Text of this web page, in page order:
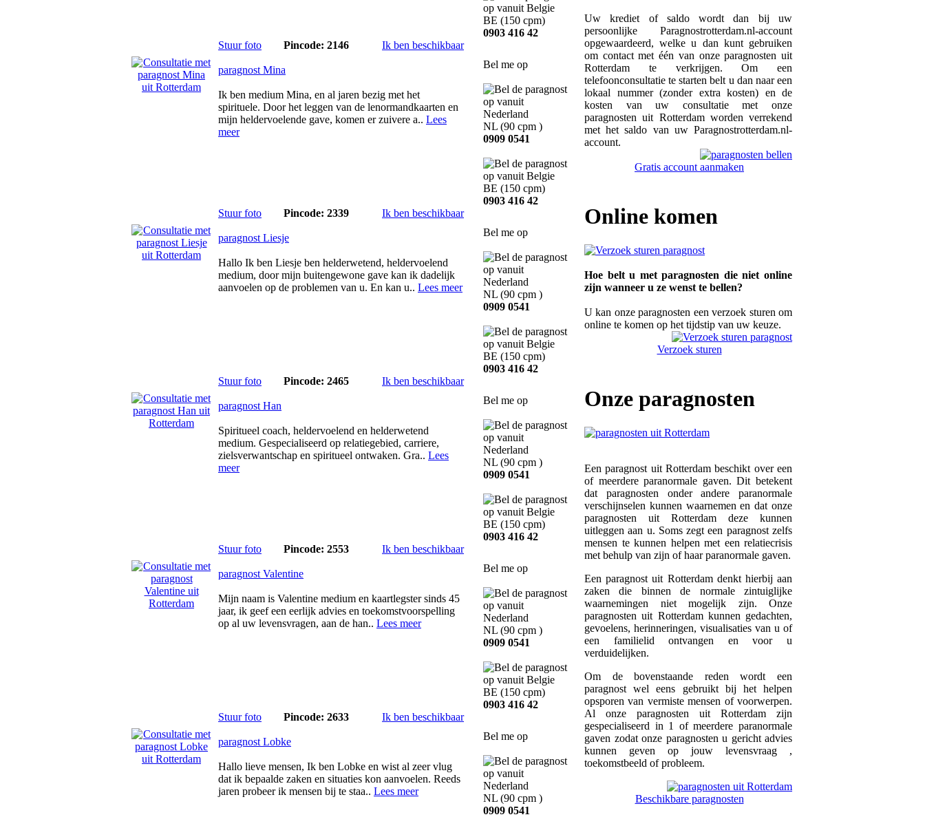
BE (150 cpm)
0903 416 42
Stuur foto
Pincode: 2146 Ik ben beschikbaar
paragnost Mina
Ik ben medium Mina, en al jaren bezig met het
spirituele. Door het leggen van de lenormandkaarten en
mijn heldervoelende gave, komen er zuivere a.. Lees
meer
Bel me op
NL (90 cpm )
0909 0541
BE (150 cpm)
0903 416 42
Stuur foto
Pincode: 2339 Ik ben beschikbaar
paragnost Liesje
Hallo Ik ben Liesje ben helderwetend, heldervoelend
medium, door mijn buitengewone gave kan ik dadelijk
aanvoelen op de problemen van u. En kan u.. Lees meer
Bel me op
NL (90 cpm )
0909 0541
BE (150 cpm)
0903 416 42
Stuur foto
Pincode: 2465 Ik ben beschikbaar
paragnost Han
Spiritueel coach, heldervoelend en helderwetend
medium. Gespecialiseerd op relatiegebied, carriere,
zielsverwantschap en spiritueel ontwaken. Gra.. Lees
meer
Bel me op
NL (90 cpm )
0909 0541
BE (150 cpm)
0903 416 42
Stuur foto
Pincode: 2553 Ik ben beschikbaar
paragnost Valentine
Mijn naam is Valentine medium en kaartlegster sinds 45
jaar, ik geef een eerlijk advies en toekomstvoorspelling
op al uw levensvragen, aan de han.. Lees meer
Bel me op
NL (90 cpm )
0909 0541
BE (150 cpm)
0903 416 42
Stuur foto
Pincode: 2633 Ik ben beschikbaar
paragnost Lobke
Hallo lieve mensen, Ik ben Lobke en wist al zeer vlug
dat ik bepaalde zaken en situaties kon aanvoelen. Reeds
jaren probeer ik mensen bij te staa.. Lees meer
Bel me op
NL (90 cpm )
0909 0541
Uw krediet of saldo wordt dan bij uw
persoonlijke Paragnostrotterdam.nl-account
opgewaardeerd, welke u dan kunt gebruiken
om contact met één van onze paragnosten uit
Rotterdam te verkrijgen. Om een
telefoonconsultatie te starten belt u dan naar een
lokaal nummer (zonder extra kosten) en de
kosten van uw consultatie met onze
paragnosten uit Rotterdam worden verrekend
met het saldo van uw Paragnostrotterdam.nl-
account.
Gratis account aanmaken
Online komen
Hoe belt u met paragnosten die niet online
zijn wanneer u ze wenst te bellen?
U kan onze paragnosten een verzoek sturen om
online te komen op het tijdstip van uw keuze.
Verzoek sturen
Onze paragnosten
Een paragnost uit Rotterdam beschikt over een
of meerdere paranormale gaven. Dit betekent
dat paragnosten onder andere paranormale
verschijnselen kunnen waarnemen en dat onze
paragnosten uit Rotterdam deze kunnen
uitleggen aan u. Soms zegt een paragnost zelfs
mensen te kunnen helpen met een relatiecrisis
met behulp van zijn of haar paranormale gaven.
Een paragnost uit Rotterdam denkt hierbij aan
zaken die binnen de normale zintuiglijke
waarnemingen niet mogelijk zijn. Onze
paragnosten uit Rotterdam kunnen gedachten,
gevoelens, herinneringen, visualisaties van u of
een familielid ontvangen en voor u
verduidelijken.
Om de bovenstaande reden wordt een
paragnost wel eens gebruikt bij het helpen
opsporen van vermiste mensen of voorwerpen.
Al onze paragnosten uit Rotterdam zijn
gespecialiseerd in 1 of meerdere paranormale
gaven zodat onze paragnosten u gericht advies
kunnen geven op jouw levensvraag ,
toekomstbeeld of probleem.
Beschikbare paragnosten